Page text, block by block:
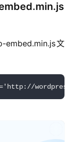
embed.min.js文